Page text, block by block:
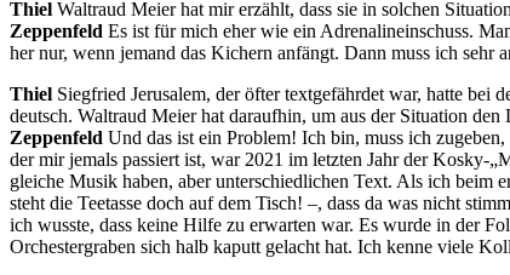
Thiel Wal­traud Mei­er hat mir er­zählt, dass sie in sol­chen
Zep­pe­n­feld Es ist für mich eher wie ein Ad­re­na­lin­ein­schuss.
her nur, wenn je­mand das Ki­chern an­fängt. Dann muss ich sehr
Thiel Sieg­fried Je­ru­sa­lem, der öf­ter text­ge­fähr­det war, hat­te
deutsch. Wal­traud Mei­er hat dar­auf­hin, um aus der Si­tua­ti­on
Zep­pe­n­feld Und das ist ein Pro­blem! Ich bin, muss ich
der mir je­mals pas­siert ist, war 2021 im letz­ten Jahr der Kosky-
glei­che Mu­sik ha­ben, aber un­ter­schied­li­chen Text. Als ich beim
steht die Tee­tas­se doch auf dem Tisch! –, dass da was nicht
ich wuss­te, dass kei­ne Hil­fe zu er­war­ten war. Es wur­de in der
Or­ches­ter­gra­ben sich halb ka­putt ge­lacht hat. Ich ken­ne vie­le